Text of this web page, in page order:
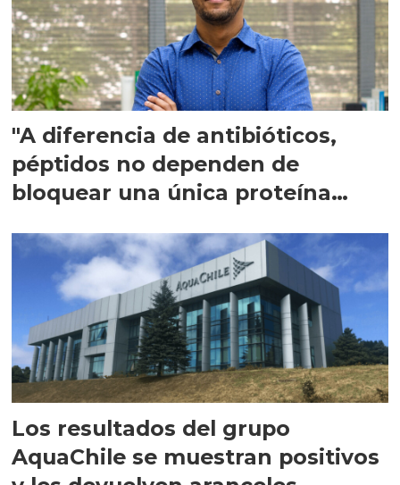
"A diferencia de antibióticos,
péptidos no dependen de
bloquear una única proteína
Los resultados del grupo
AquaChile se muestran positivos